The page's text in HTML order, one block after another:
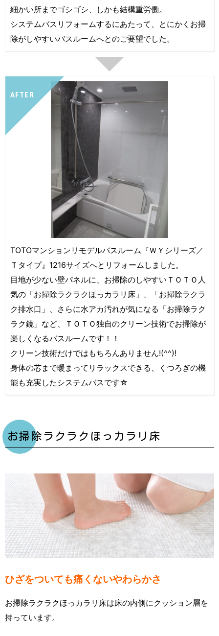
細かい所までゴシゴシ、しかも結構重労働。
システムバスリフォームするにあたって、とにかくお掃
除がしやすいバスルームへとのご要望でした。
AFTER
TOTOマンションリモデルバスルーム『ＷＹシリーズ／
Ｔタイプ』1216サイズへとリフォームしました。
目地が少ない壁パネルに、お掃除のしやすいＴＯＴＯ人
気の「お掃除ラクラクほっカラリ床」、「お掃除ラクラ
ク排水口」、さらに水アカ汚れが気になる「お掃除ラク
ラク鏡」など、ＴＯＴＯ独自のクリーン技術でお掃除が
楽しくなるバスルームです！！
クリーン技術だけではもちろんありません!(^^)!
身体の芯まで暖まってリラックスできる、くつろぎの機
能も充実したシステムバスです☆
お掃除ラクラクほっカラリ床
ひざをついても痛くないやわらかさ
お掃除ラクラクほっカラリ床は床の内側にクッション層を
持っています。